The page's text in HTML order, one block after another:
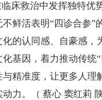
床救治中发挥独特
鲜活表明“四诊合参
的认同感、自豪感
基因，着力推动传
精准度，让更多人
力。（ 蔡心 窦红莉